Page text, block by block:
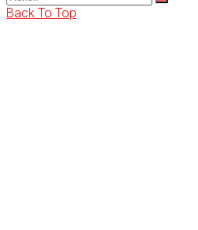
Back To Top